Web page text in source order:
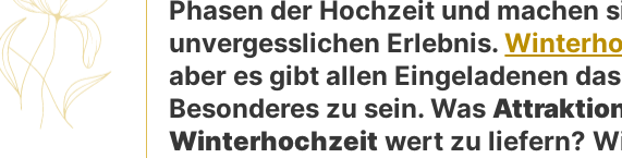
Phasen der Hochzeit und machen
unvergesslichen Erlebnis.
aber es gibt allen Eingeladenen
Besonderes zu sein. Was
Winterhochzeit wert zu liefern?